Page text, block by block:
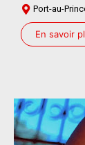
Port-au-
En savoir